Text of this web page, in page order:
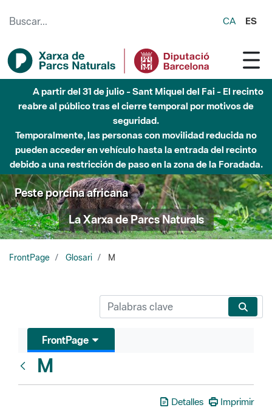
CA ES
A partir del 31 de julio - Sant Miquel del Fai - El recinto
reabre al público tras el cierre temporal por motivos de
seguridad.
Temporalmente, las personas con movilidad reducida no
pueden acceder en vehículo hasta la entrada del recinto
debido a una restricción de paso en la zona de la Foradada.
Peste porcina africana
La Xarxa de Parcs Naturals
FrontPage Glosari M
FrontPage
M
Detalles Imprimir